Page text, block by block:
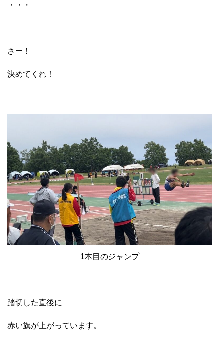
・・・
さー！
決めてくれ！
1本目のジャンプ
踏切した直後に
赤い旗が上がっています。